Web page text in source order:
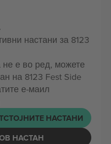
настани за 8123
е во ред, можете
на 8123 Fest Side
е-маил
НАСТАНИ
НАСТАН